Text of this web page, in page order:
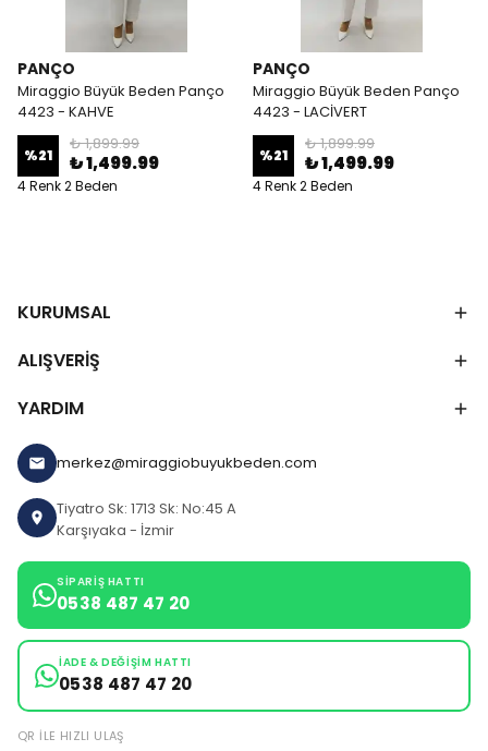
PANÇO
Miraggio Büyük Beden Panço
4423 - KAHVE
%21
₺ 1,899.99
₺ 1,499.99
4 Renk 2 Beden
PANÇO
Miraggio Büyük Beden Panço
4423 - LACİVERT
%21
₺ 1,899.99
₺ 1,499.99
4 Renk 2 Beden
KURUMSAL
ALIŞVERİŞ
YARDIM
merkez@miraggiobuyukbeden.com
Tiyatro Sk: 1713 Sk: No:45 A
Karşıyaka - İzmir
SIPARIŞ HATTI
0538 487 47 20
İADE & DEĞIŞIM HATTI
0538 487 47 20
QR ILE HIZLI ULAŞ